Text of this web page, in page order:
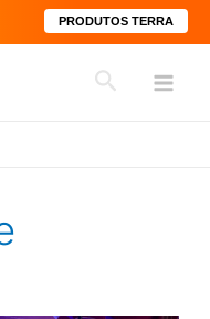
PRODUTOS TERRA
Pesquisar